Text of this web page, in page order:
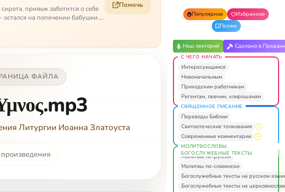
привык заботится о себе
остался на попечении бабушки.
Помочь
ФАЙЛА
Литургии Иоанна Златоуста
Популярное
Избранное
Позже
Наш лекторий Сделано в
С ЧЕГО НАЧАТЬ
Интересующимся
Новоначальным
Приходским работникам
Регентам, певчим, клирошанам
СВЯЩЕННОЕ ПИСАНИЕ
Переводы Библии
Святоотеческие толкования
Современные комментарии
МОЛИТВОСЛОВЫ.
БОГОСЛУЖЕБНЫЕ ТЕКСТЫ
Молитвы по-русски
Молитвы по-славянски
Богослужебные тексты на русском
Богослужебные тексты на